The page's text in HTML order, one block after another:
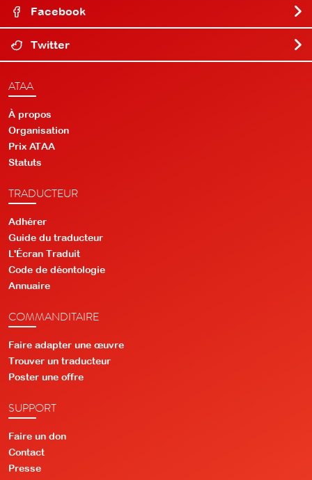
Facebook
Twitter
ATAA
À propos
Organisation
Prix ATAA
Statuts
TRADUCTEUR
Adhérer
Guide du traducteur
L'Écran Traduit
Code de déontologie
Annuaire
COMMANDITAIRE
Faire adapter une œuvre
Trouver un traducteur
Poster une offre
SUPPORT
Faire un don
Contact
Presse